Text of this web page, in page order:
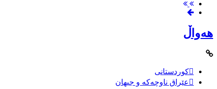
هەواڵ
کوردستانی
عێراق ناوچەکە و جیهان